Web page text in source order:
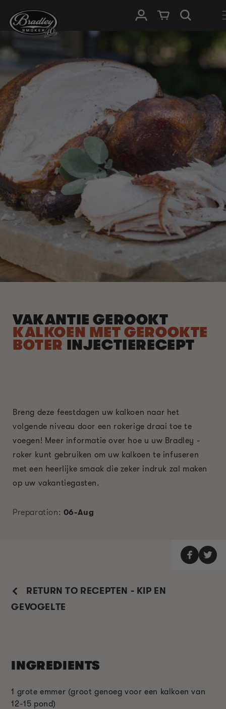
NAAR DE
CONTENT
InloggenWinkelwagen
VAKANTIE GEROOKT
KALKOEN MET GEROOKTE
BOTER INJECTIERECEPT
Breng deze feestdagen uw kalkoen naar het
volgende niveau door een rokerige draai toe te
voegen! Meer informatie over hoe u uw Bradley -
roker kunt gebruiken om uw kalkoen te infuseren
met een heerlijke smaak die zeker indruk zal maken
op uw vakantiegasten.
Preparation: 06-Aug
RETURN TO RECEPTEN - KIP EN
GEVOGELTE
INGREDIENTS
1 grote emmer (groot genoeg voor een kalkoen van
12-15 pond)